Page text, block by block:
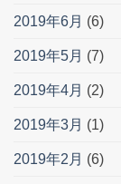
2019年6月 (6)
2019年5月 (7)
2019年4月 (2)
2019年3月 (1)
2019年2月 (6)